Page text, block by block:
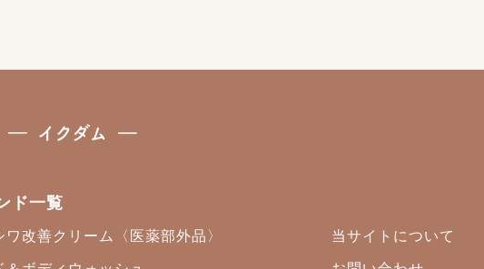
ド一覧
ワ改善クリーム〈医薬部外品〉 当サイトについて